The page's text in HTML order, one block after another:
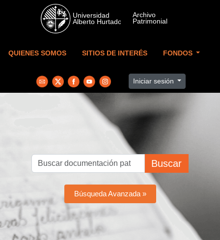
Skip to main content
QUIENES SOMOS SITIOS DE INTERÉS FONDOS
Iniciar sesión
Buscar
Búsqueda Avanzada »